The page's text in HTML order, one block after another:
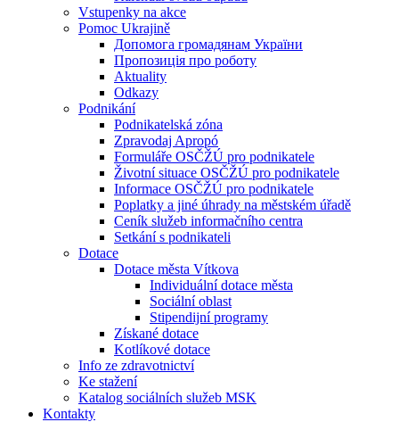
Vstupenky na akce
Pomoc Ukrajině
Допомога громадянам України
Пропозиція про роботу
Aktuality
Odkazy
Podnikání
Podnikatelská zóna
Zpravodaj Apropó
Formuláře OSČŽÚ pro podnikatele
Životní situace OSČŽÚ pro podnikatele
Informace OSČŽÚ pro podnikatele
Poplatky a jiné úhrady na městském úřadě
Ceník služeb informačního centra
Setkání s podnikateli
Dotace
Dotace města Vítkova
Individuální dotace města
Sociální oblast
Stipendijní programy
Získané dotace
Kotlíkové dotace
Info ze zdravotnictví
Ke stažení
Katalog sociálních služeb MSK
Kontakty